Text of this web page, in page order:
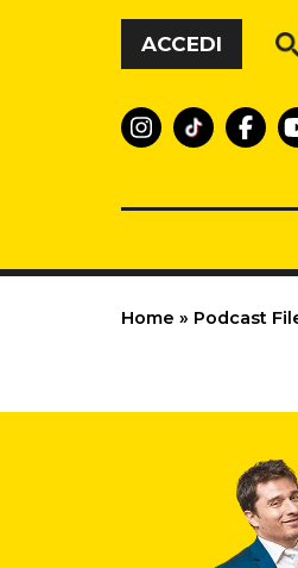
Vai al contenuto
ACCEDI
Home » Podcast